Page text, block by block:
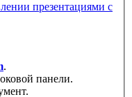
презентациями с
.
панели.